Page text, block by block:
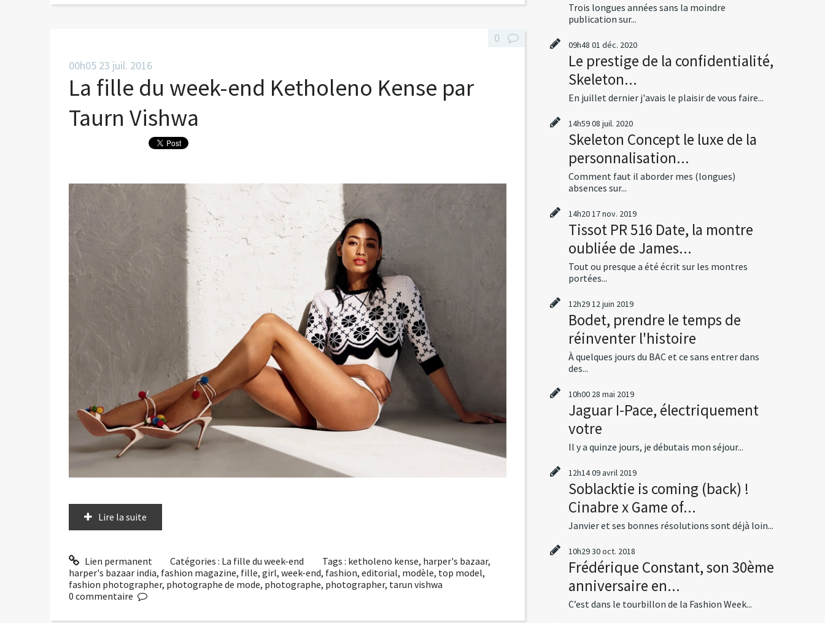
00h05 23 juil. 2016
La fille du week-end Ketholeno Kense par
Taurn Vishwa
Lire la suite
Lien permanent Catégories : La fille du week-end Tags : ketholeno kense, harper's bazaar,
harper's bazaar india, fashion magazine, fille, girl, week-end, fashion, editorial, modèle, top model,
fashion photographer, photographe de mode, photographe, photographer, tarun vishwa
0
0 commentaire
Trois longues années sans la moindre
publication sur...
09h48 01 déc. 2020
Le prestige de la confidentialité,
Skeleton...
En juillet dernier j'avais le plaisir de vous faire...
14h5908 juil. 2020
Skeleton Concept le luxe de la
personnalisation...
Comment faut il aborder mes (longues)
absences sur...
14h2017nov. 2019
Tissot PR 516 Date, la montre
oubliée de James...
Tout ou presque a été écrit sur les montres
portées...
12h2912juin 2019
Bodet, prendre le temps de
réinventer l'histoire
À quelques jours du BAC et ce sans entrer dans
des...
10h00 28 mai 2019
Jaguar I-Pace, électriquement
votre
Il y a quinze jours, je débutais mon séjour...
12h1409avril 2019
Soblacktie is coming (back) !
Cinabre x Game of...
Janvier et ses bonnes résolutions sont déjà loin...
10h2930oct. 2018
Frédérique Constant, son 30ème
anniversaire en...
C’est dans le tourbillon de la Fashion Week...